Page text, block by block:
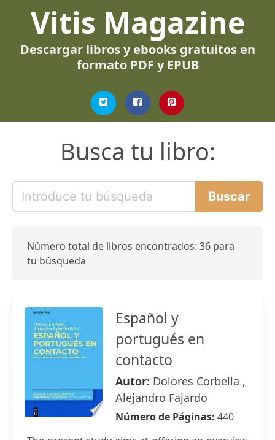
Vitis Magazine
Descargar libros y ebooks gratuitos en
formato PDF y EPUB
Busca tu libro:
Número total de libros encontrados: 36 para
tu búsqueda
Español y
portugués en
contacto
Autor: Dolores Corbella ,
Alejandro Fajardo
Número de Páginas: 440